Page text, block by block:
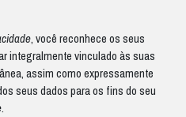
, você reconhece os seus
integralmente vinculado às suas
assim como expressamente
seus dados para os fins do seu
.